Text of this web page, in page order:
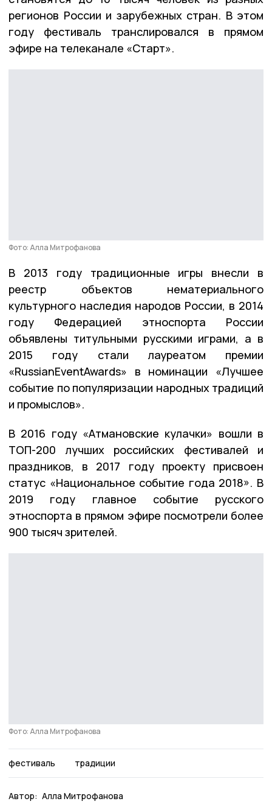
регионов России и зарубежных стран. В этом
году фестиваль транслировался в прямом
эфире на телеканале «Старт».
Фото: Алла Митрофанова
В 2013 году традиционные игры внесли в
реестр объектов нематериального
культурного наследия народов России, в 2014
году Федерацией этноспорта России
объявлены титульными русскими играми, а в
2015 году стали лауреатом премии
«RussianEventAwards» в номинации «Лучшее
событие по популяризации народных традиций
и промыслов».
В 2016 году «Атмановские кулачки» вошли в
ТОП-200 лучших российских фестивалей и
праздников, в 2017 году проекту присвоен
статус «Национальное событие года 2018». В
2019 году главное событие русского
этноспорта в прямом эфире посмотрели более
900 тысяч зрителей.
Фото: Алла Митрофанова
фестиваль традиции
Автор: Алла Митрофанова